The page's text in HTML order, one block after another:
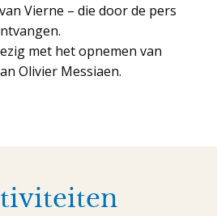
Vierne – die door de pers
met het opnemen van
Olivier Messiaen.